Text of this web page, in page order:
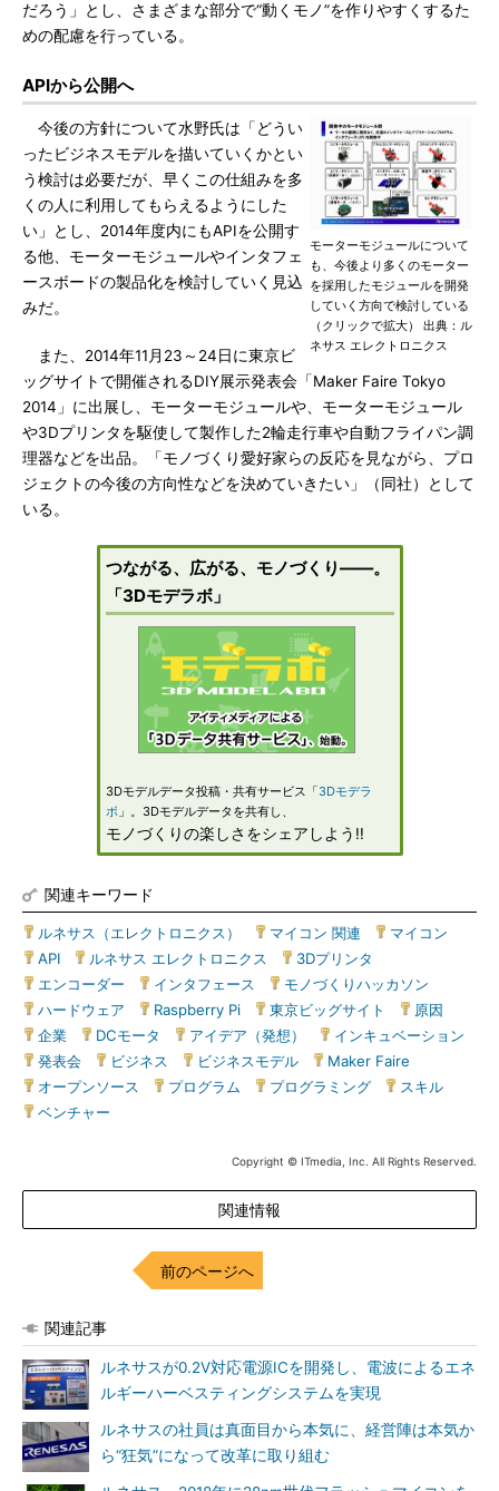
だろう」とし、さまざまな部分で“動くモノ”を作りやすくするた
めの配慮を行っている。
APIから公開へ
モーターモジュールについて
も、今後より多くのモーター
を採用したモジュールを開発
していく方向で検討している
（クリックで拡大） 出典：ル
ネサス エレクトロニクス
今後の方針について水野氏は「どうい
ったビジネスモデルを描いていくかとい
う検討は必要だが、早くこの仕組みを多
くの人に利用してもらえるようにした
い」とし、2014年度内にもAPIを公開す
る他、モーターモジュールやインタフェ
ースボードの製品化を検討していく見込
みだ。
また、2014年11月23～24日に東京ビ
ッグサイトで開催されるDIY展示発表会「Maker Faire Tokyo
2014」に出展し、モーターモジュールや、モーターモジュール
や3Dプリンタを駆使して製作した2輪走行車や自動フライパン調
理器などを出品。「モノづくり愛好家らの反応を見ながら、プロ
ジェクトの今後の方向性などを決めていきたい」（同社）として
いる。
つながる、広がる、モノづくり――。
「3Dモデラボ」
3Dモデルデータ投稿・共有サービス「3Dモデラ
ボ」。3Dモデルデータを共有し、
モノづくりの楽しさをシェアしよう!!
関連キーワード
ルネサス（エレクトロニクス） マイコン 関連 マイコン
API
ルネサス エレクトロニクス 3Dプリンタ
エンコーダー
インタフェース モノづくりハッカソン
ハードウェア
Raspberry Pi 東京ビッグサイト 原因
企業
DCモータ アイデア（発想） インキュベーション
発表会
ビジネス ビジネスモデル Maker Faire
オープンソース
プログラム プログラミング スキル
ベンチャー
Copyright © ITmedia, Inc. All Rights Reserved.
関連情報
前のページへ
関連記事
ルネサスが0.2V対応電源ICを開発し、電波によるエネ
ルギーハーベスティングシステムを実現
ルネサスの社員は真面目から本気に、経営陣は本気か
ら“狂気”になって改革に取り組む